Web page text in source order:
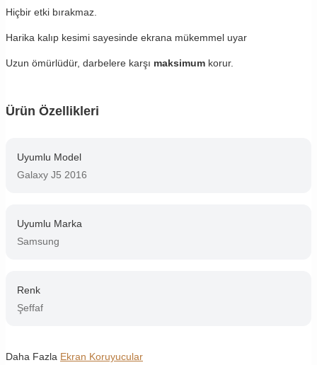
Hiçbir etki bırakmaz.
Harika kalıp kesimi sayesinde ekrana mükemmel uyar
Uzun ömürlüdür, darbelere karşı maksimum korur.
Ürün Özellikleri
Uyumlu Model
Galaxy J5 2016
Uyumlu Marka
Samsung
Renk
Şeffaf
Daha Fazla Ekran Koruyucular